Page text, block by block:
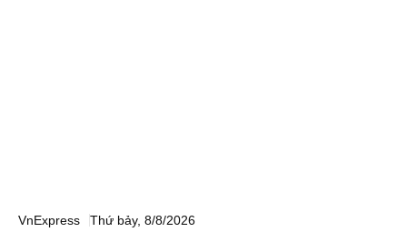
VnExpress Thứ bảy, 8/8/2026